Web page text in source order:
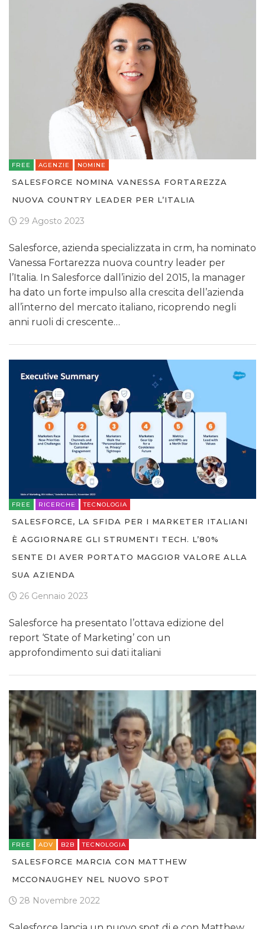
FREE AGENZIE NOMINE
SALESFORCE NOMINA VANESSA FORTAREZZA
NUOVA COUNTRY LEADER PER L’ITALIA
29 Agosto 2023
Salesforce, azienda specializzata in crm, ha nominato
Vanessa Fortarezza nuova country leader per
l’Italia. In Salesforce dall’inizio del 2015, la manager
ha dato un forte impulso alla crescita dell’azienda
all’interno del mercato italiano, ricoprendo negli
anni ruoli di crescente…
FREE RICERCHE TECNOLOGIA
SALESFORCE, LA SFIDA PER I MARKETER ITALIANI
È AGGIORNARE GLI STRUMENTI TECH. L’80%
SENTE DI AVER PORTATO MAGGIOR VALORE ALLA
SUA AZIENDA
26 Gennaio 2023
Salesforce ha presentato l’ottava edizione del
report ‘State of Marketing’ con un
approfondimento sui dati italiani
FREE ADV B2B TECNOLOGIA
SALESFORCE MARCIA CON MATTHEW
MCCONAUGHEY NEL NUOVO SPOT
28 Novembre 2022